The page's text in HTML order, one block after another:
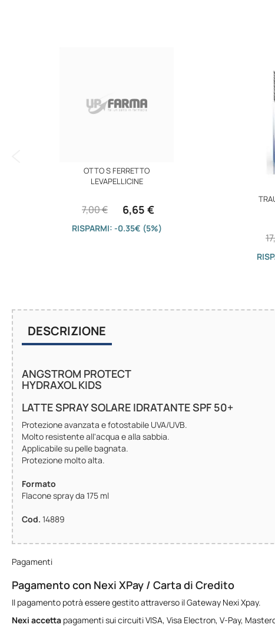
OTTO S FERRETTO
LEVAPELLICINE
6,65 €
7,00 €
RISPARMI: -0.35€ (5%)
DESCRIZIONE
ANGSTROM PROTECT
HYDRAXOL KIDS
LATTE SPRAY SOLARE IDRATANTE SPF 50+
Protezione avanzata e fotostabile UVA/UVB.
Molto resistente all'acqua e alla sabbia.
Applicabile su pelle bagnata.
Protezione molto alta.
Formato
Flacone spray da 175 ml
Cod. 14889
Pagamenti
Pagamento con Nexi XPay / Carta di Credito
Il pagamento potrà essere gestito attraverso il Gateway Nexi Xpay.
Nexi accetta pagamenti sui circuiti VISA, Visa Electron, V‑Pay,